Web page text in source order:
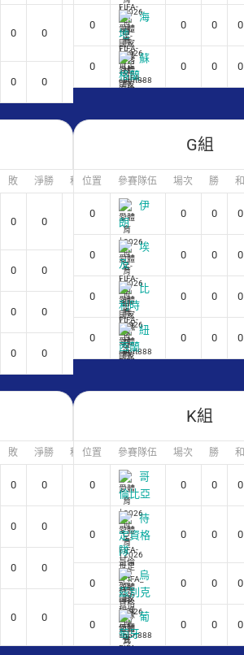
0 0
0 0
0
海
地
0 0 0
0
蘇
格蘭
0 0 0
敗 淨勝 積分
0 0
0 0
0 0
0 0
G組
位置 參賽隊伍 場次 勝 和
0
伊
朗
0 0 0
0
埃
及
0 0 0
0
比
利時
0 0 0
0
紐
西蘭
0 0 0
敗 淨勝 積分
0 0
0 0
0 0
0 0
K組
位置 參賽隊伍 場次 勝 和
0
哥
倫比亞
0 0 0
0
待
定資格
隊
0 0 0
0
烏
茲別克
0 0 0
0
葡
萄牙
0 0 0